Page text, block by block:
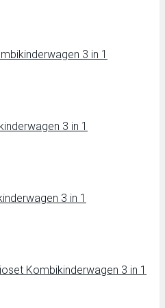
3 in 1
3 in 1
3 in 1
Kombikinderwagen 3 in 1